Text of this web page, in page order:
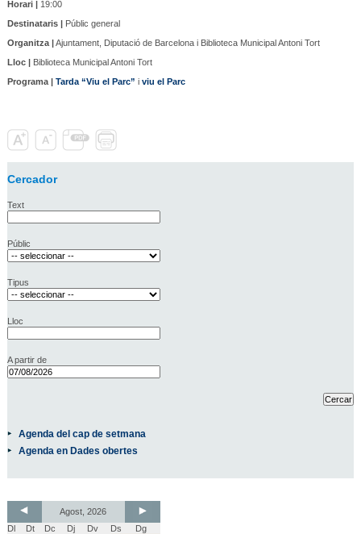
Horari |19:00
Destinataris |Públic general
Organitza |Ajuntament, Diputació de Barcelona i Biblioteca Municipal Antoni Tort
Lloc |Biblioteca Municipal Antoni Tort
Programa | Tarda “Viu el Parc” i viu el Parc
Cercador
Text
Públic
Tipus
Lloc
A partir de
Agenda del cap de setmana
Agenda en Dades obertes
Agost, 2026
Dl
Dt Dc Dj Dv Ds
Dg